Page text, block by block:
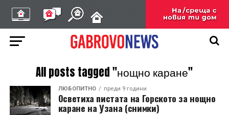
All posts tagged "нощно каране"
ЛЮБОПИТНО преди 9 години
Осветиха пистата на Горското за нощно
каране на Узана (снимки)